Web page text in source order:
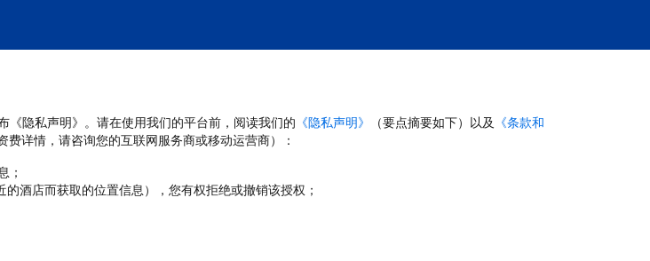
隐私声明》。请在使用我们的平台前，阅读我们的 《隐私声明》 （要点摘要如下）以及 《条款和
详情，请咨询您的互联网服务商或移动运营商）：
；
酒店而获取的位置信息），您有权拒绝或撤销该授权；